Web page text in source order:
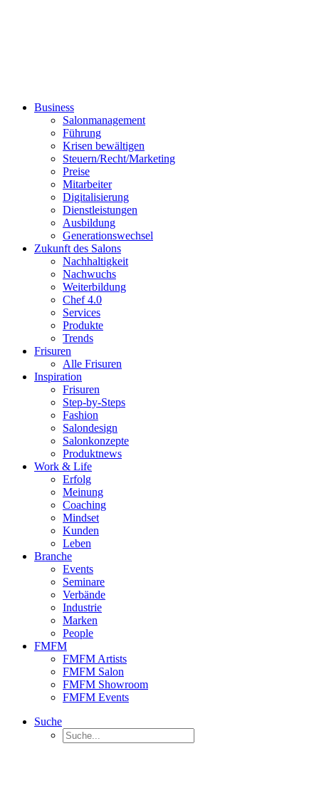
Business
Salonmanagement
Führung
Krisen bewältigen
Steuern/Recht/Marketing
Preise
Mitarbeiter
Digitalisierung
Dienstleistungen
Ausbildung
Generationswechsel
Zukunft des Salons
Nachhaltigkeit
Nachwuchs
Weiterbildung
Chef 4.0
Services
Produkte
Trends
Frisuren
Alle Frisuren
Inspiration
Frisuren
Step-by-Steps
Fashion
Salondesign
Salonkonzepte
Produktnews
Work & Life
Erfolg
Meinung
Coaching
Mindset
Kunden
Leben
Branche
Events
Seminare
Verbände
Industrie
Marken
People
FMFM
FMFM Artists
FMFM Salon
FMFM Showroom
FMFM Events
Suche